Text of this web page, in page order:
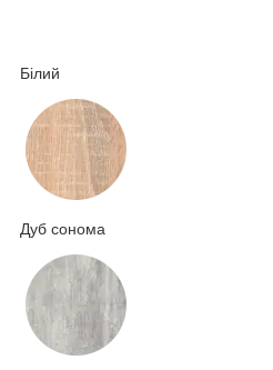
Білий
Дуб сонома